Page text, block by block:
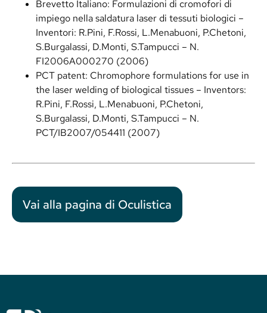
Brevetto Italiano: Formulazioni di cromofori di
impiego nella saldatura laser di tessuti biologici –
Inventori: R.Pini, F.Rossi, L.Menabuoni, P.Chetoni,
S.Burgalassi, D.Monti, S.Tampucci – N.
FI2006A000270 (2006)
PCT patent: Chromophore formulations for use in
the laser welding of biological tissues – Inventors:
R.Pini, F.Rossi, L.Menabuoni, P.Chetoni,
S.Burgalassi, D.Monti, S.Tampucci – N.
PCT/IB2007/054411 (2007)
Vai alla pagina di Oculistica